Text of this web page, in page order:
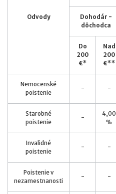
Odvody
Dohodár -
dôchodca
Do
200
€*
Nad
200
€**
Nemocenské
poistenie
- -
Starobné
poistenie
-
4,00
%
Invalidné
poistenie
- -
Poistenie v
nezamestnanosti
- -